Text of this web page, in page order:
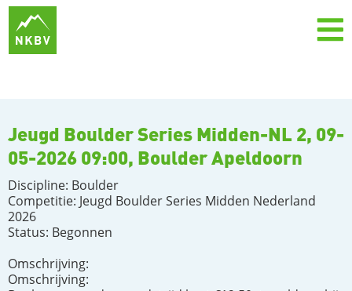
Jeugd Boulder Series Midden-NL 2, 09-
05-2026 09:00, Boulder Apeldoorn
Discipline: Boulder
Competitie: Jeugd Boulder Series Midden Nederland
2026
Status: Begonnen
Omschrijving:
Omschrijving: